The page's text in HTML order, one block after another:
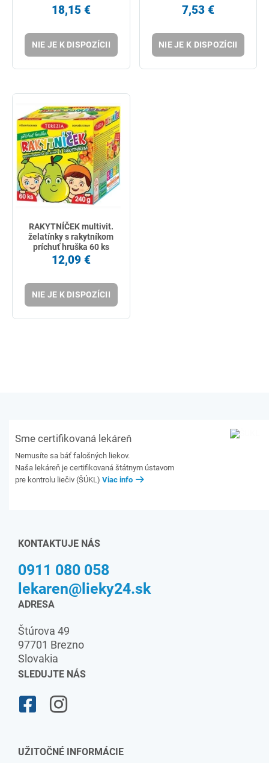
18,15 €
NIE JE K DISPOZÍCII
7,53 €
NIE JE K DISPOZÍCII
RAKYTNÍČEK multivit.
želatínky s rakytníkom
príchuť hruška 60 ks
12,09 €
NIE JE K DISPOZÍCII
Sme certifikovaná lekáreň
Nemusíte sa báť falošných liekov.
Naša lekáreň je certifikovaná štátnym ústavom
pre kontrolu liečiv (ŠÚKL) Viac info
KONTAKTUJE NÁS
0911 080 058
lekaren@lieky24.sk
ADRESA
Štúrova 49
97701 Brezno
Slovakia
SLEDUJTE NÁS
UŽITOČNÉ INFORMÁCIE